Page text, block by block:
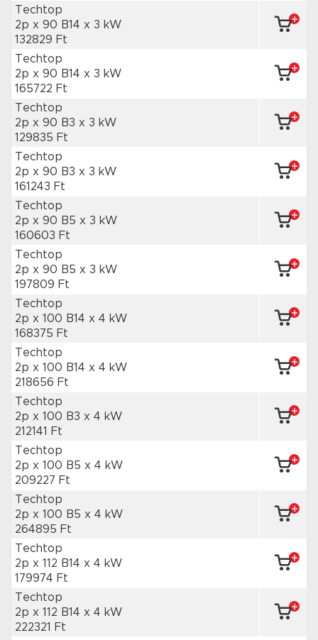
Techtop
2p x 90 B14 x 3 kW
132829 Ft
Techtop
2p x 90 B14 x 3 kW
165722 Ft
Techtop
2p x 90 B3 x 3 kW
129835 Ft
Techtop
2p x 90 B3 x 3 kW
161243 Ft
Techtop
2p x 90 B5 x 3 kW
160603 Ft
Techtop
2p x 90 B5 x 3 kW
197809 Ft
Techtop
2p x 100 B14 x 4 kW
168375 Ft
Techtop
2p x 100 B14 x 4 kW
218656 Ft
Techtop
2p x 100 B3 x 4 kW
212141 Ft
Techtop
2p x 100 B5 x 4 kW
209227 Ft
Techtop
2p x 100 B5 x 4 kW
264895 Ft
Techtop
2p x 112 B14 x 4 kW
179974 Ft
Techtop
2p x 112 B14 x 4 kW
222321 Ft